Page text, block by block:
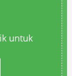
untuk